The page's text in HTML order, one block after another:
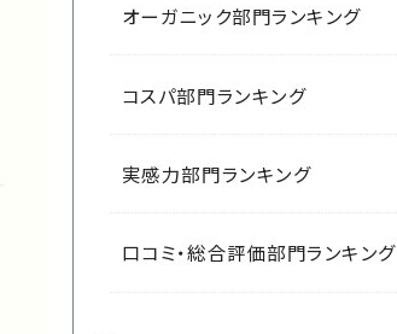
オーガニック部門ランキング
コスパ部門ランキング
実感力部門ランキング
口コミ・総合評価部門ランキング